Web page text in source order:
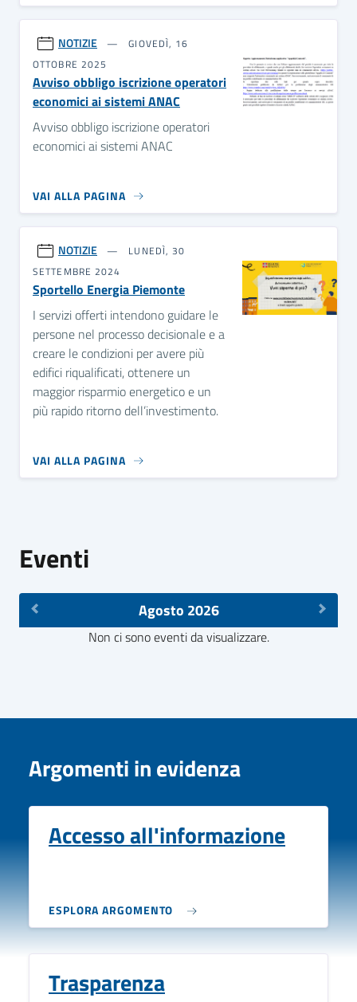
NOTIZIE
GIOVEDÌ, 16
OTTOBRE 2025
Avviso obbligo iscrizione operatori
economici ai sistemi ANAC
Avviso obbligo iscrizione operatori
economici ai sistemi ANAC
VAI ALLA PAGINA
NOTIZIE
LUNEDÌ, 30
SETTEMBRE 2024
Sportello Energia Piemonte
I servizi offerti intendono guidare le
persone nel processo decisionale e a
creare le condizioni per avere più
edifici riqualificati, ottenere un
maggior risparmio energetico e un
più rapido ritorno dell’investimento.
VAI ALLA PAGINA
Eventi
Agosto 2026
Non ci sono eventi da visualizzare.
Argomenti in evidenza
Accesso all'informazione
ESPLORA ARGOMENTO
Trasparenza